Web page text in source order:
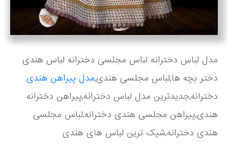
مدل لباس دخترانه لباس مجلسی دخترانه لباس هندی
دختر بچه ها,لباس مجلسی هندی,مدل پیراهن هندی
دخترانه,جدیدترین مدل لباس دخترانه,پیراهن دخترانه
هندی,پیراهن مجلسی هندی دخترانه,لباس مجلسی
هندی دخترانه,شیک ترین لباس های هندی